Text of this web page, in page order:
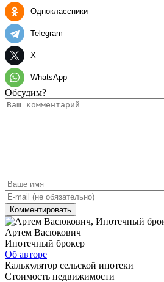
Одноклассники
Telegram
X
WhatsApp
Обсудим?
Артем Васюкович
Ипотечный брокер
Об авторе
Калькулятор сельской ипотеки
Стоимость недвижимости